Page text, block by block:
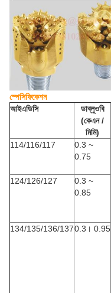
স্পেসিফিকেশন
আইএডিসি
ডাব্লুওবি
(কেএন /
মিমি)
114/116/117
0.3 ~
0.75
124/126/127
0.3 ~
0.85
134/135/136/1370.3। 0.95